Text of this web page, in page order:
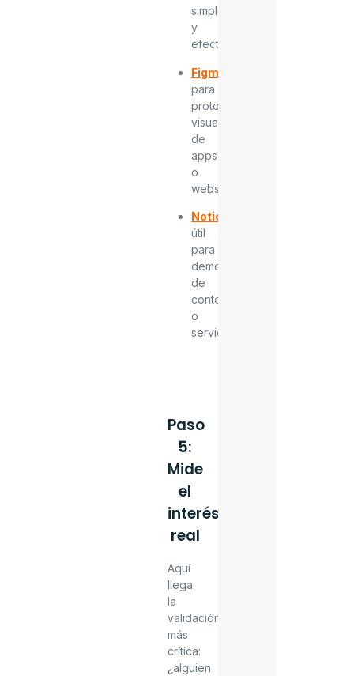
simples
y
efectivas.
Figma
para
prototipos
visuales
de
apps
o
webs.
Notion
útil
para
demos
de
contenido
o
servicios.
Paso
5:
Mide
el
interés
real
Aquí
llega
la
validación
más
crítica:
¿alguien